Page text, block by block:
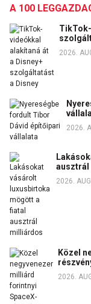
A 100
2026.
2026.
2026.
Közel
2026.